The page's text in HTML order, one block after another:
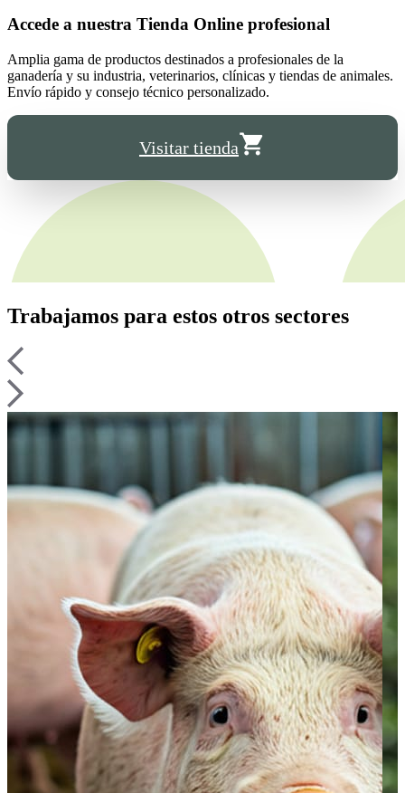
Accede a nuestra Tienda Online profesional
Amplia gama de productos destinados a profesionales de la
ganadería y su industria, veterinarios, clínicas y tiendas de animales.
Envío rápido y consejo técnico personalizado.
Visitar tienda
Trabajamos para estos otros sectores